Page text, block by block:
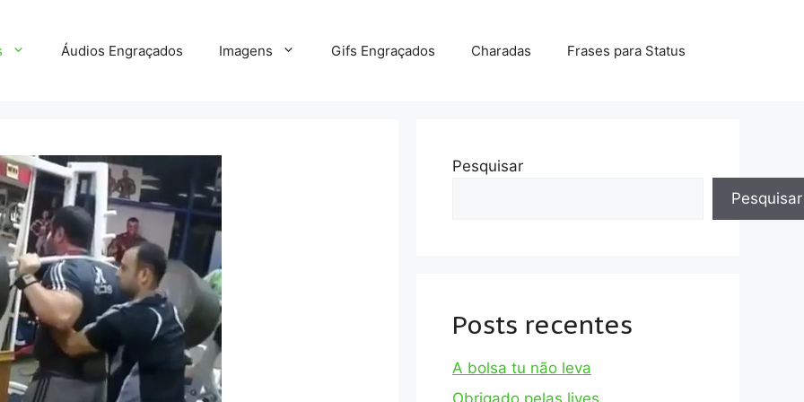
Áudios Engraçados Imagens Gifs Engraçados Charadas Frases para Status
Pesquisar
Pesquisar
Posts recentes
A bolsa tu não leva
Obrigado pelas lives